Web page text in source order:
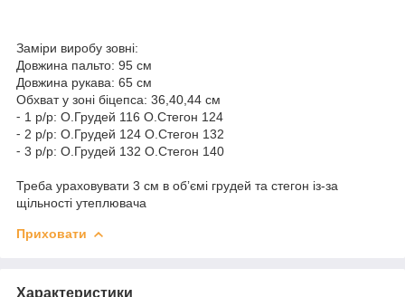
Заміри виробу зовні:
Довжина пальто: 95 см
Довжина рукава: 65 см
Обхват у зоні біцепса: 36,40,44 см
⁃ 1 р/р: О.Грудей 116 О.Стегон 124
⁃ 2 р/р: О.Грудей 124 О.Стегон 132
⁃ 3 р/р: О.Грудей 132 О.Стегон 140
Треба ураховувати 3 см в обʼємі грудей та стегон із-за
щільності утеплювача
Приховати
Характеристики